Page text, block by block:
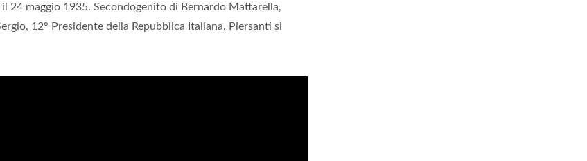
24 maggio 1935. Secondogenito di Bernardo Mattarella,
12° Presidente della Repubblica Italiana. Piersanti si